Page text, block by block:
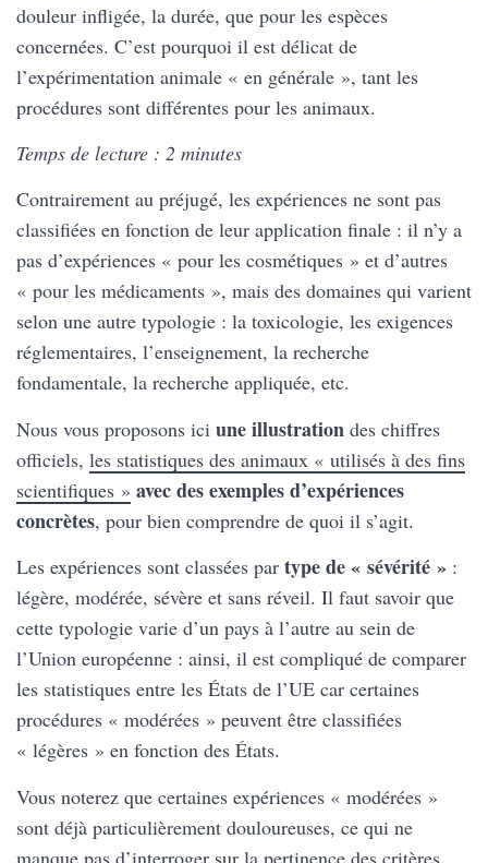
douleur infligée, la durée, que pour les espèces
concernées. C’est pourquoi il est délicat de
l’expérimentation animale « en générale », tant les
procédures sont différentes pour les animaux.
Temps de lecture : 2 minutes
Contrairement au préjugé, les expériences ne sont pas
classifiées en fonction de leur application finale : il n’y a
pas d’expériences « pour les cosmétiques » et d’autres
« pour les médicaments », mais des domaines qui varient
selon une autre typologie : la toxicologie, les exigences
réglementaires, l’enseignement, la recherche
fondamentale, la recherche appliquée, etc.
Nous vous proposons ici une illustration des chiffres
officiels, les statistiques des animaux « utilisés à des fins
scientifiques » avec des exemples d’expériences
concrètes, pour bien comprendre de quoi il s’agit.
Les expériences sont classées par type de « sévérité » :
légère, modérée, sévère et sans réveil. Il faut savoir que
cette typologie varie d’un pays à l’autre au sein de
l’Union européenne : ainsi, il est compliqué de comparer
les statistiques entre les États de l’UE car certaines
procédures « modérées » peuvent être classifiées
« légères » en fonction des États.
Vous noterez que certaines expériences « modérées »
sont déjà particulièrement douloureuses, ce qui ne
manque pas d’interroger sur la pertinence des critères